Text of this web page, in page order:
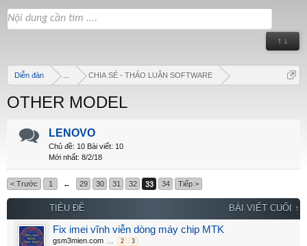
↑ ↓
Diễn đàn CHIA SẺ - THẢO LUẬN SOFTWARE
OTHER MODEL
LENOVO
Chủ đề: 10 Bài viết: 10
8/2/18
< Trước 1 ← 29 30 31 32 33 34 Tiếp >
TIÊU ĐỀ BÀI VIẾT CUỐI ↑
Fix imei vĩnh viễn dòng máy chip MTK
gsm3mien.com ... 2 3